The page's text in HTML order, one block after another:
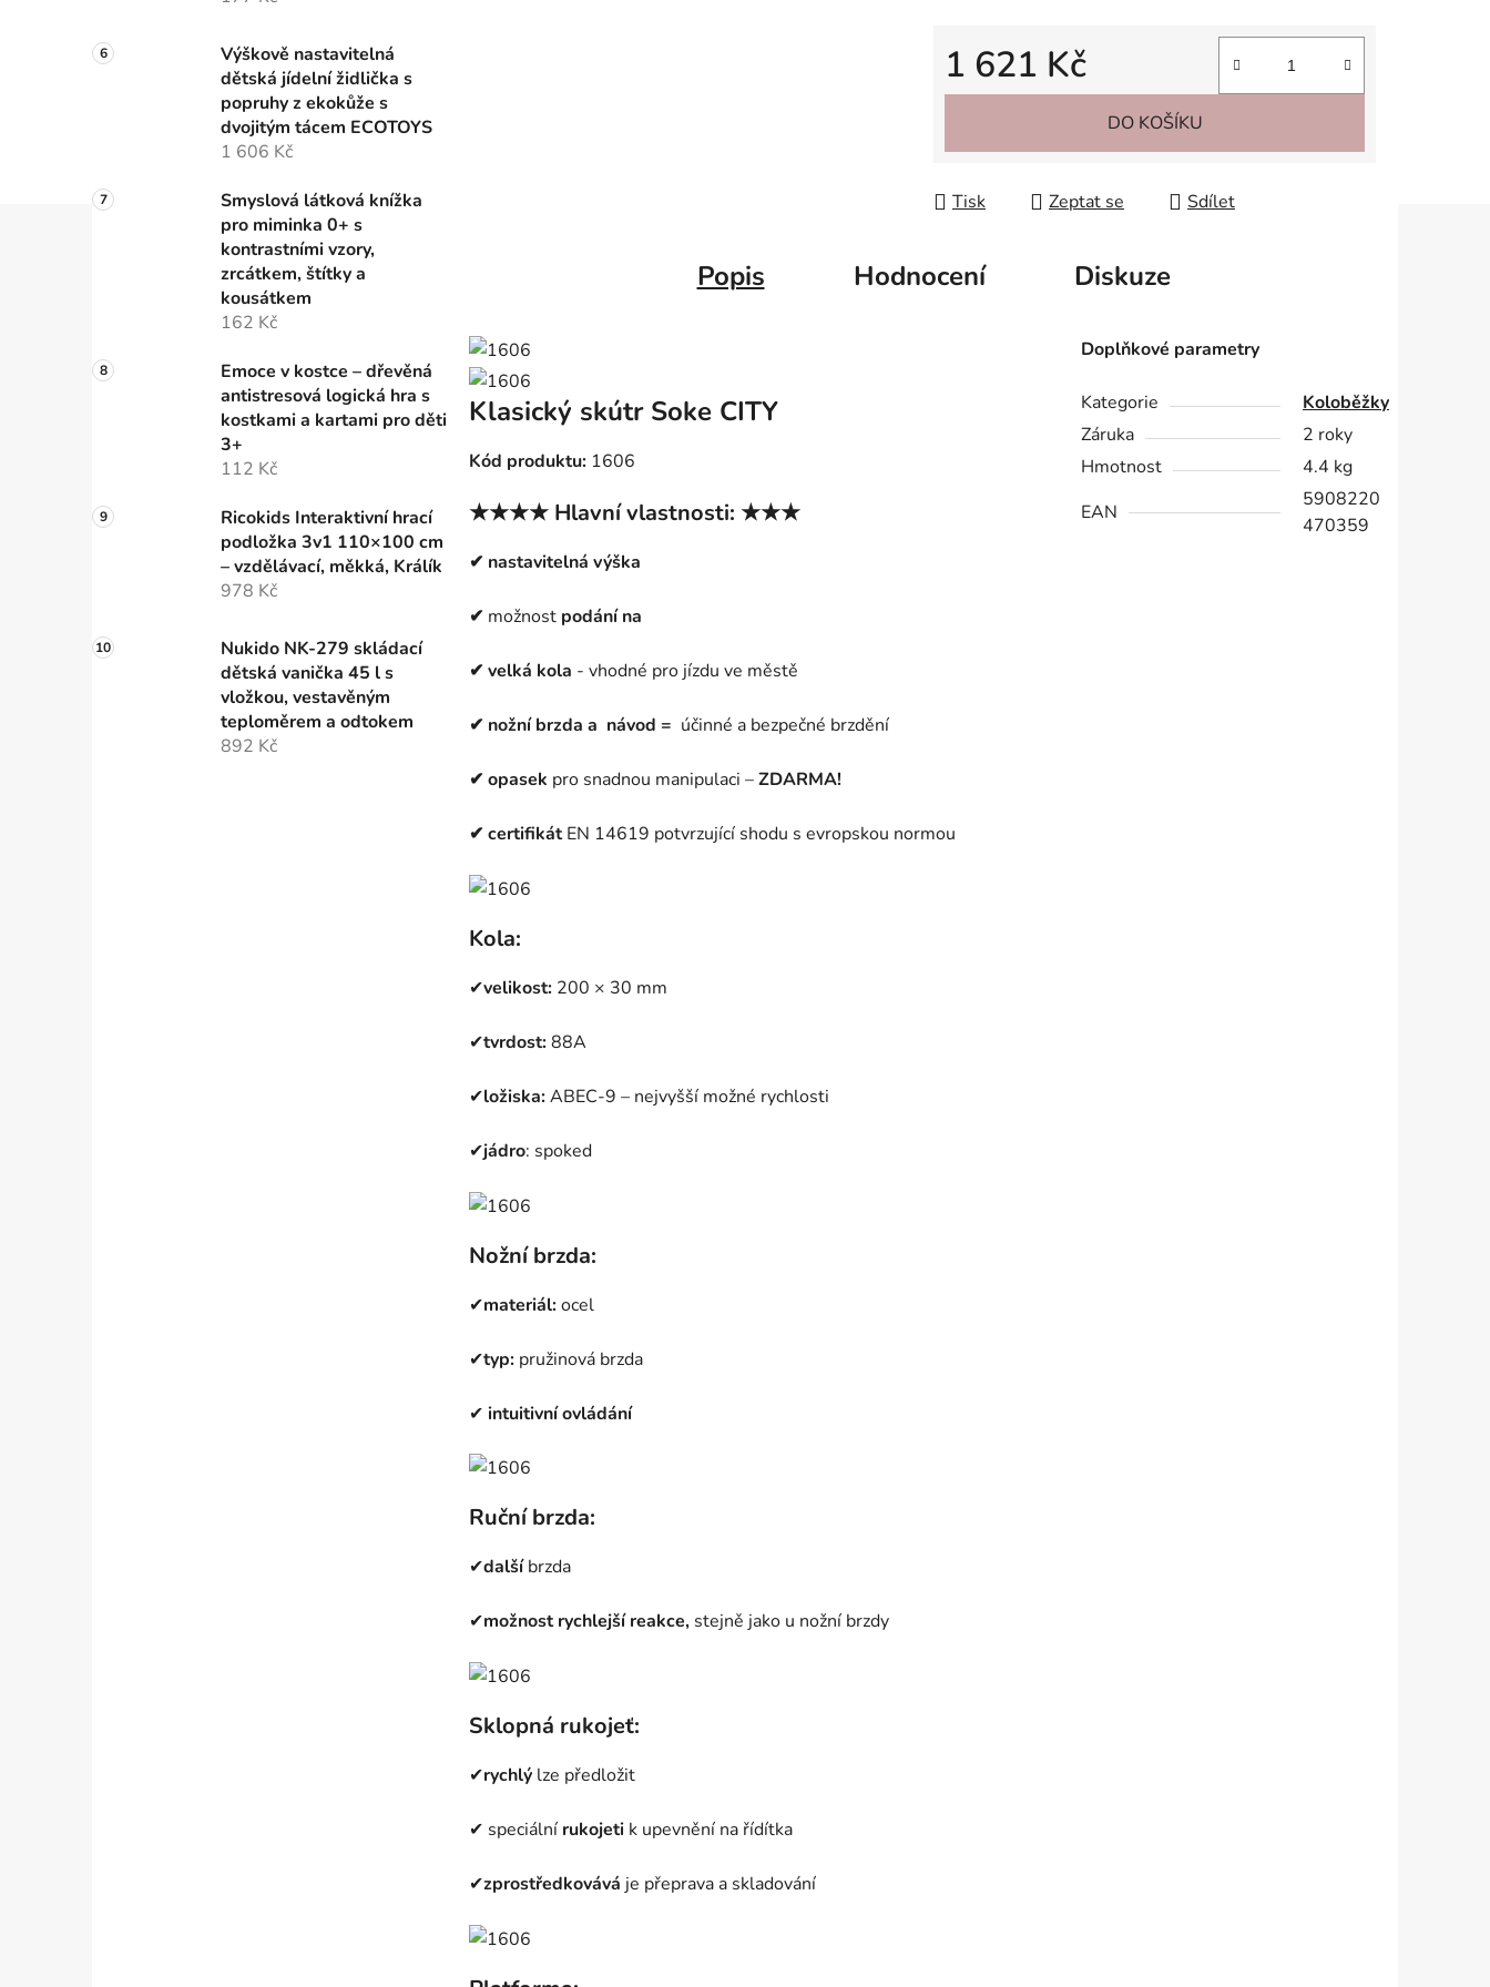
Výškově nastavitelná
dětská jídelní židlička s
popruhy z ekokůže s
dvojitým tácem ECOTOYS
1 606 Kč
Smyslová látková knížka
pro miminka 0+ s
kontrastními vzory,
zrcátkem, štítky a
kousátkem
162 Kč
Emoce v kostce – dřevěná
antistresová logická hra s
kostkami a kartami pro děti
3+
112 Kč
Ricokids Interaktivní hrací
podložka 3v1 110×100 cm
– vzdělávací, měkká, Králík
978 Kč
Nukido NK-279 skládací
dětská vanička 45 l s
vložkou, vestavěným
teploměrem a odtokem
892 Kč
1 621 Kč
Měrná cena:
DO KOŠÍKU
Tisk Zeptat se Sdílet
Popis Hodnocení Diskuze
Klasický skútr Soke CITY
Kód produktu: 1606
★★★★ Hlavní vlastnosti: ★★★
✔ nastavitelná výška
✔ možnost podání na
✔ velká kola - vhodné pro jízdu ve městě
✔ nožní brzda a návod = účinné a bezpečné brzdění
✔ opasek pro snadnou manipulaci –ZDARMA!
✔ certifikátEN 14619 potvrzující shodu s evropskou normou
Kola:
✔velikost: 200 × 30 mm
✔tvrdost:88A
✔ložiska:ABEC-9 – nejvyšší možné rychlosti
✔jádro: spoked
Nožní brzda:
✔materiál:ocel
✔typ: pružinová brzda
✔ intuitivní ovládání
Ruční brzda:
✔dalšíbrzda
✔možnost rychlejší reakce, stejně jako u nožní brzdy
Sklopná rukojeť:
✔rychlý lze předložit
✔ speciální rukojeti k upevnění na řídítka
✔zprostředkovává je přeprava a skladování
Doplňkové parametry
Kategorie
Koloběžky
Záruka
2 roky
Hmotnost
4.4 kg
EAN
5908220
470359